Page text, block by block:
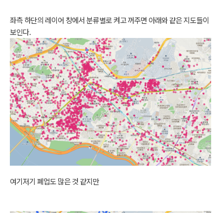
좌측 하단의 레이어 창에서 분류별로 켜고 꺼주면 아래와 같은 지도들이
보인다.
여기저기 폐업도 많은 것 같지만